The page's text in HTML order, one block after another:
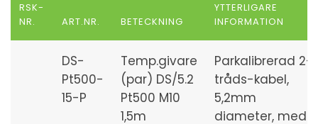
RSK-
NR.
ART.NR. BETECKNING
YTTERLIGARE
INFORMATION
DS-
Pt500-
15-P
Temp.givare
(par) DS/5.2
Pt500 M10
1,5m
Parkalibrerad 2-
tråds-kabel,
5,2mm
diameter, med